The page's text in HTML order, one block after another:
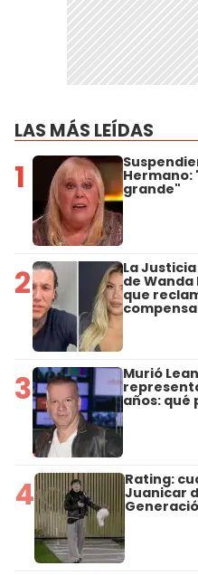
LAS MÁS LEÍDAS
1 Hermano:
grande"
2 La
de
que
3 Murió
años: qué
4 Rating:
Juanicar